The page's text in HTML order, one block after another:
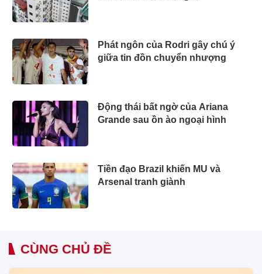
Phát ngôn của Rodri gây chú ý
giữa tin đồn chuyển nhượng
Động thái bất ngờ của Ariana
Grande sau ồn ào ngoại hình
Tiền đạo Brazil khiến MU và
Arsenal tranh giành
CÙNG CHỦ ĐỀ